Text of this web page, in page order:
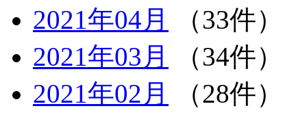
2021年04月
（33件）
2021年03月
（34件）
2021年02月
（28件）